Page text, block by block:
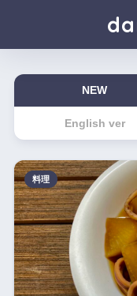
NEW
English ver
料理